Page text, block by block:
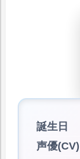
誕生日
声優(CV)